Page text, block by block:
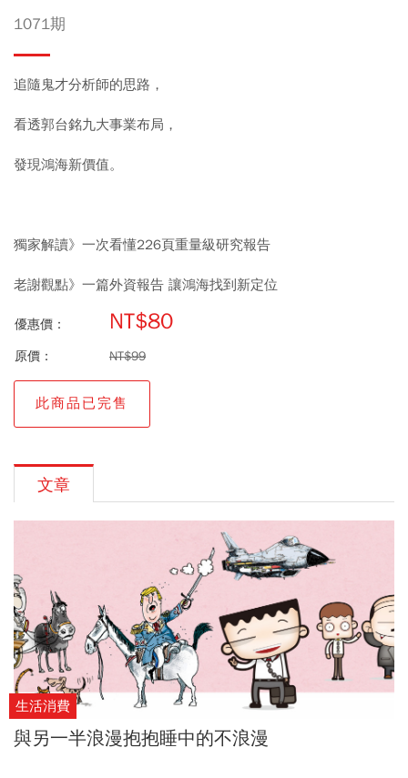
1071期
追隨鬼才分析師的思路，
看透郭台銘九大事業布局，
發現鴻海新價值。
獨家解讀》一次看懂226頁重量級研究報告
老謝觀點》一篇外資報告 讓鴻海找到新定位
優惠價： NT$80
原價： NT$99
此商品已完售
文章
生活消費
與另一半浪漫抱抱睡中的不浪漫